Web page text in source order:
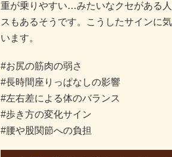
重が乗りやすい…みたいなクセがある
スもあるそうです。こうしたサインに
います。
#お尻の筋肉の弱さ
#長時間座りっぱなしの影響
#左右差による体のバランス
#歩き方の変化サイン
#腰や股関節への負担